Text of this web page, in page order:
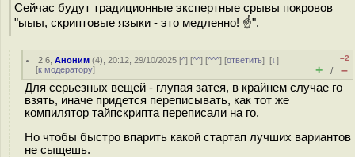
Сейчас будут традиционные экспертные срывы покровов
"ыыы, скриптовые языки - это медленно! ☝️".
2.6 ,Аноним (4), 20:12, 29/10/2025 [^] [^^] [^^^] [ответить][↓]
[к модератору]
–2
+ / –
Для серьезных вещей - глупая затея, в крайнем случае го
взять, иначе придется переписывать, как тот же
компилятор тайпскрипта переписали на го.
Но чтобы быстро впарить какой стартап лучших вариантов
не сыщешь.